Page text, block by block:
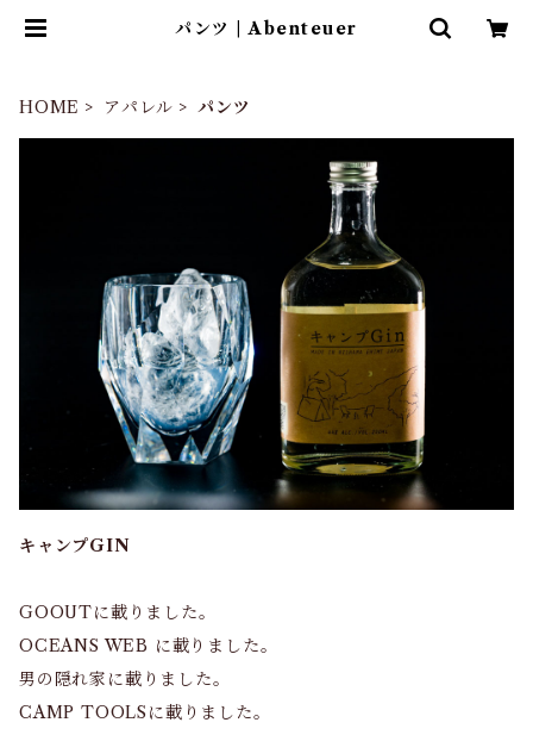
パンツ | Abenteuer
HOME アパレル パンツ
キャンプGIN
GOOUTに載りました。
OCEANS WEB に載りました。
男の隠れ家に載りました。
CAMP TOOLSに載りました。